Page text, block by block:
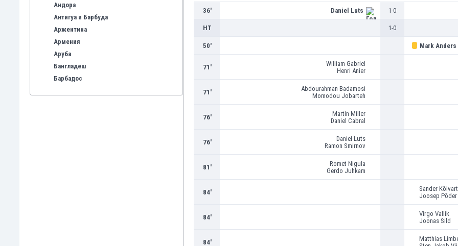
Андора
Антигуа и Барбуда
Аржентина
Армения
Аруба
Бангладеш
Барбадос
36' Daniel Luts 1-0
HT 1-0
50' Mark
71'
William Gabriel
Henri Anier
71'
Abdourahman Badamosi
Momodou Jobarteh
76'
Martin Miller
Daniel Cabral
76'
Daniel Luts
Ramon Smirnov
81'
Romet Nigula
Gerdo Juhkam
84'
Sander Kõlvart
Joosep Põder
84'
Virgo Vallik
Joonas Sild
84'
Matthias